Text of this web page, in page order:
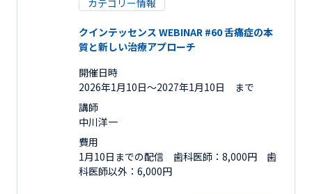
クインテッセンス WEBINAR #60 舌痛症の本
質と新しい治療アプローチ
開催日時
2026年1月10日〜2027年1月10日 まで
講師
中川洋一
費用
1月10日までの配信 歯科医師：8,000円 歯
科医師以外：6,000円